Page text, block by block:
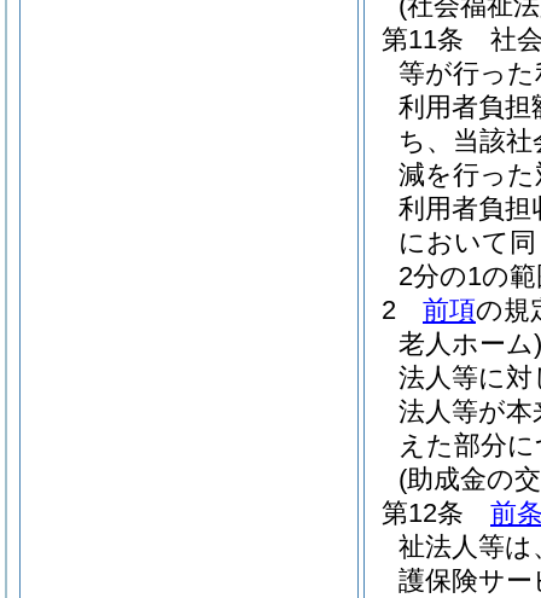
第11条
社
等が行っ
利用者負
ち、当該
減を行っ
利用者負
において
2分の1の
2
前項の規
老人ホーム)
法人等に
法人等が
えた部分
(助成金の
第12条
前
祉法人等
護保険サー